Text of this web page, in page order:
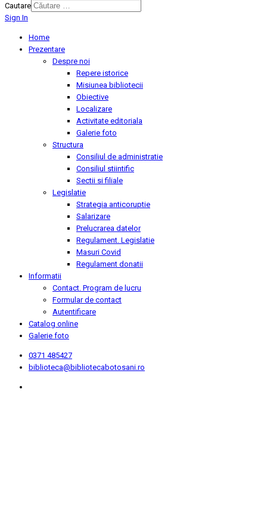
Cautare
Sign In
Home
Prezentare
Despre noi
Repere istorice
Misiunea bibliotecii
Obiective
Localizare
Activitate editoriala
Galerie foto
Structura
Consiliul de administratie
Consiliul stiintific
Sectii si filiale
Legislatie
Strategia anticoruptie
Salarizare
Prelucrarea datelor
Regulament. Legislatie
Masuri Covid
Regulament donatii
Informatii
Contact. Program de lucru
Formular de contact
Autentificare
Catalog online
Galerie foto
0371 485427
biblioteca@bibliotecabotosani.ro